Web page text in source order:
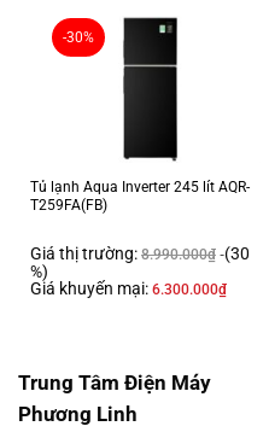
-30%
Tủ lạnh Aqua Inverter 245 lít AQR-
T259FA(FB)
Giá thị trường: 8.990.000₫ (30
%)
Giá khuyến mại: 6.300.000₫
Trung Tâm Điện Máy
Phương Linh